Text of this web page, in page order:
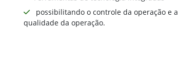
possibilitando o controle da operação e a
qualidade da operação.